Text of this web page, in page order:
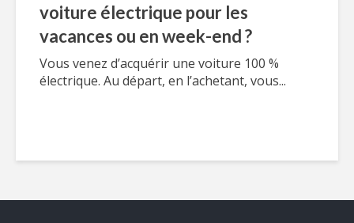
voiture électrique pour les
vacances ou en week-end ?
Vous venez d’acquérir une voiture 100 %
électrique. Au départ, en l’achetant, vous...